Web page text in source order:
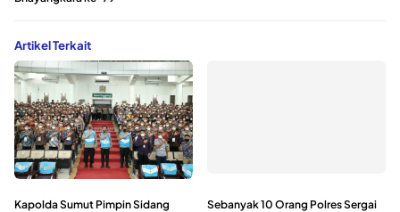
Artikel Terkait
Kapolda Sumut Pimpin Sidang
Sebanyak 10 Orang Polres Sergai